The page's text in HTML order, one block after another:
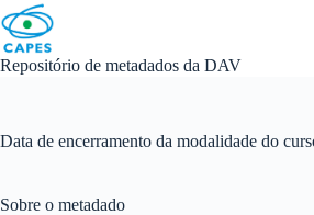
Skip
to
content
Repositório de metadados da DAV
Data de encerramento da modalidade do
Sobre o metadado